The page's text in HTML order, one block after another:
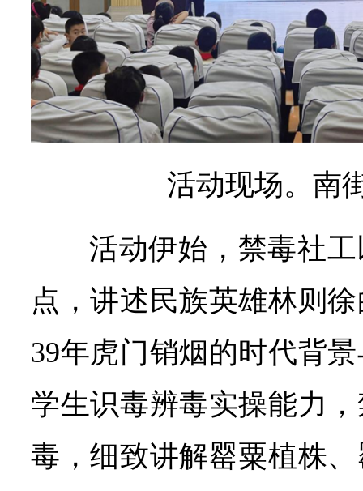
活动现场。南
活动伊始，禁毒社
点，讲述民族英雄林则
39年虎门销烟的时代背
学生识毒辨毒实操能力
毒，细致讲解罂粟植株